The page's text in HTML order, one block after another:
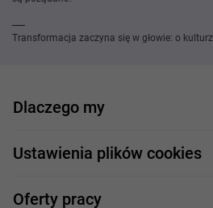
Transformacja zaczyna się w głowie: o
Dlaczego my
Nasi pracownicy
Ustawienia plików cookies
Oferty pracy